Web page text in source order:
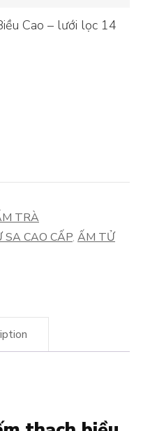
Cao – lưới lọc 14
TRÀ
SA CAO CẤP, ẤM TỬ